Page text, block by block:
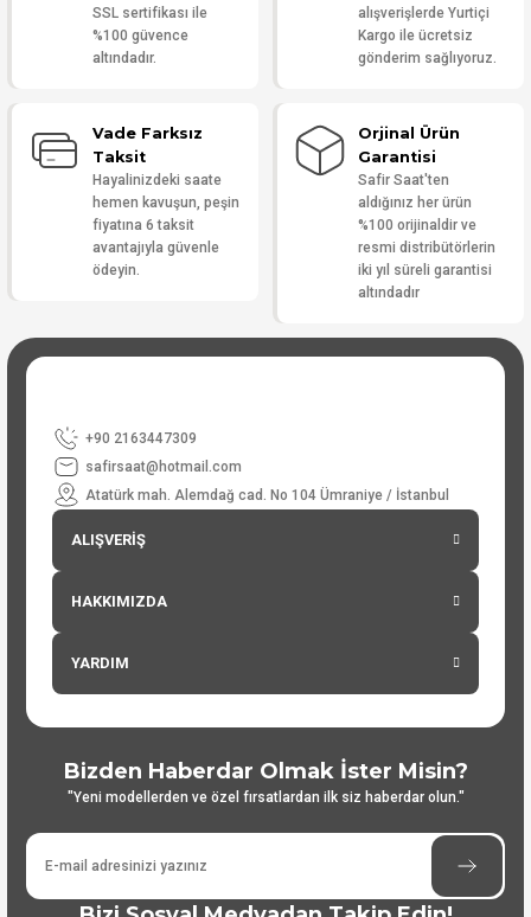
SSL sertifikası ile
%100 güvence
altındadır.
alışverişlerde Yurtiçi
Kargo ile ücretsiz
gönderim sağlıyoruz.
Vade Farksız
Taksit
Hayalinizdeki saate
hemen kavuşun, peşin
fiyatına 6 taksit
avantajıyla güvenle
ödeyin.
Orjinal Ürün
Garantisi
Safir Saat'ten
aldığınız her ürün
%100 orijinaldir ve
resmi distribütörlerin
iki yıl süreli garantisi
altındadır
+90 2163447309
safirsaat@hotmail.com
Atatürk mah. Alemdağ cad. No 104 Ümraniye / İstanbul
ALIŞVERİŞ
HAKKIMIZDA
YARDIM
Bizden Haberdar Olmak İster Misin?
"Yeni modellerden ve özel fırsatlardan ilk siz haberdar olun."